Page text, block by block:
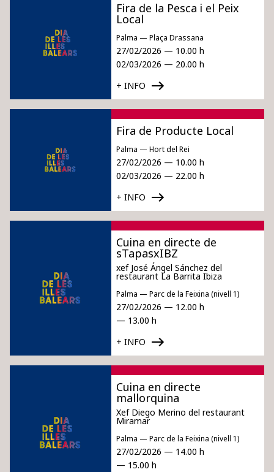
Fira de la Pesca i el Peix
Local
Palma — Plaça Drassana
27/02/2026 — 10.00 h
02/03/2026 — 20.00 h
+ INFO
Fira de Producte Local
Palma — Hort del Rei
27/02/2026 — 10.00 h
02/03/2026 — 22.00 h
+ INFO
Cuina en directe de
sTapasxIBZ
xef José Ángel Sánchez del
restaurant La Barrita Ibiza
Palma — Parc de la Feixina (nivell 1)
27/02/2026 — 12.00 h
— 13.00 h
+ INFO
Cuina en directe
mallorquina
Xef Diego Merino del restaurant
Miramar
Palma — Parc de la Feixina (nivell 1)
27/02/2026 — 14.00 h
— 15.00 h